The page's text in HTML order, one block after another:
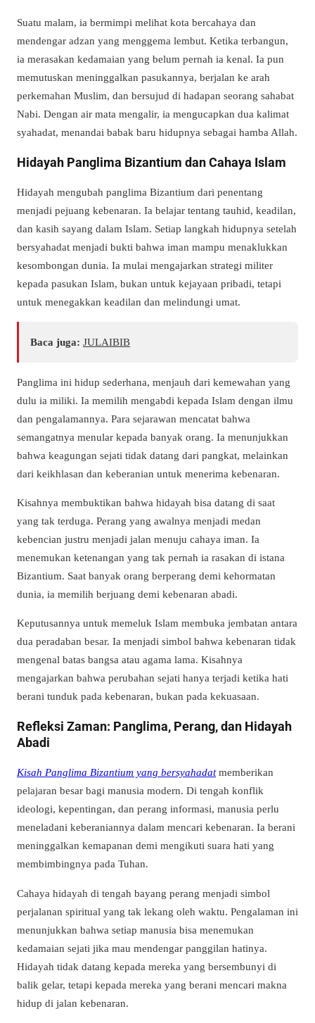
Suatu malam, ia bermimpi melihat kota bercahaya dan
mendengar adzan yang menggema lembut. Ketika terbangun,
ia merasakan kedamaian yang belum pernah ia kenal. Ia pun
memutuskan meninggalkan pasukannya, berjalan ke arah
perkemahan Muslim, dan bersujud di hadapan seorang sahabat
Nabi. Dengan air mata mengalir, ia mengucapkan dua kalimat
syahadat, menandai babak baru hidupnya sebagai hamba Allah.
Hidayah Panglima Bizantium dan Cahaya Islam
Hidayah mengubah panglima Bizantium dari penentang
menjadi pejuang kebenaran. Ia belajar tentang tauhid, keadilan,
dan kasih sayang dalam Islam. Setiap langkah hidupnya setelah
bersyahadat menjadi bukti bahwa iman mampu menaklukkan
kesombongan dunia. Ia mulai mengajarkan strategi militer
kepada pasukan Islam, bukan untuk kejayaan pribadi, tetapi
untuk menegakkan keadilan dan melindungi umat.
Baca juga: JULAIBIB
Panglima ini hidup sederhana, menjauh dari kemewahan yang
dulu ia miliki. Ia memilih mengabdi kepada Islam dengan ilmu
dan pengalamannya. Para sejarawan mencatat bahwa
semangatnya menular kepada banyak orang. Ia menunjukkan
bahwa keagungan sejati tidak datang dari pangkat, melainkan
dari keikhlasan dan keberanian untuk menerima kebenaran.
Kisahnya membuktikan bahwa hidayah bisa datang di saat
yang tak terduga. Perang yang awalnya menjadi medan
kebencian justru menjadi jalan menuju cahaya iman. Ia
menemukan ketenangan yang tak pernah ia rasakan di istana
Bizantium. Saat banyak orang berperang demi kehormatan
dunia, ia memilih berjuang demi kebenaran abadi.
Keputusannya untuk memeluk Islam membuka jembatan antara
dua peradaban besar. Ia menjadi simbol bahwa kebenaran tidak
mengenal batas bangsa atau agama lama. Kisahnya
mengajarkan bahwa perubahan sejati hanya terjadi ketika hati
berani tunduk pada kebenaran, bukan pada kekuasaan.
Refleksi Zaman: Panglima, Perang, dan Hidayah
Abadi
Kisah Panglima Bizantium yang bersyahadatmemberikan
pelajaran besar bagi manusia modern. Di tengah konflik
ideologi, kepentingan, dan perang informasi, manusia perlu
meneladani keberaniannya dalam mencari kebenaran. Ia berani
meninggalkan kemapanan demi mengikuti suara hati yang
membimbingnya pada Tuhan.
Cahaya hidayah di tengah bayang perang menjadi simbol
perjalanan spiritual yang tak lekang oleh waktu. Pengalaman ini
menunjukkan bahwa setiap manusia bisa menemukan
kedamaian sejati jika mau mendengar panggilan hatinya.
Hidayah tidak datang kepada mereka yang bersembunyi di
balik gelar, tetapi kepada mereka yang berani mencari makna
hidup di jalan kebenaran.